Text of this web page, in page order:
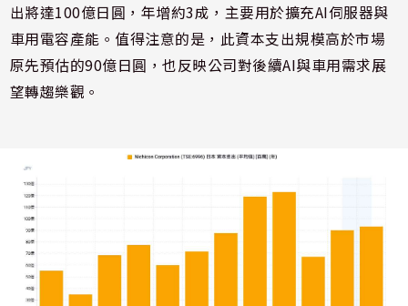
出將達100億日圓，年增約3成，主要用於擴充AI伺服器與
車用電容產能。值得注意的是，此資本支出規模高於市場
原先預估的90億日圓，也反映公司對後續AI與車用需求展
望轉趨樂觀。